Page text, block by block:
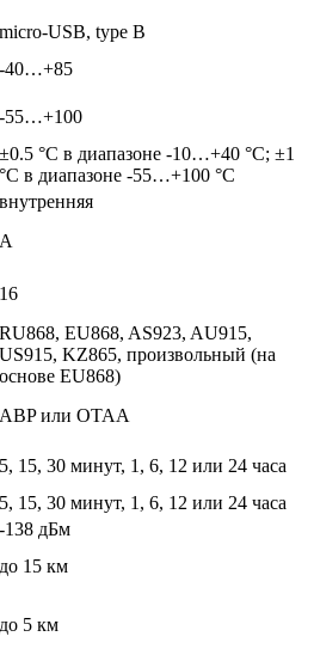
micro-USB, type B
-40…+85
-55…+100
±0.5 °С в диапазоне -10…+40 °С; ±1
°С в диапазоне -55…+100 °С
внутренняя
A
16
RU868, EU868, AS923, AU915,
US915, KZ865, произвольный (на
основе EU868)
ABP или OTAA
5, 15, 30 минут, 1, 6, 12 или 24 часа
5, 15, 30 минут, 1, 6, 12 или 24 часа
-138 дБм
до 15 км
до 5 км